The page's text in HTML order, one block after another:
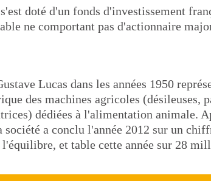
doté d'un fonds d'investissement
ne comportant pas d'actionnaire
Lucas dans les années 1950
des machines agricoles (désileuses,
dédiées à l'alimentation animale.
a conclu l'année 2012 sur un
et table cette année sur 28